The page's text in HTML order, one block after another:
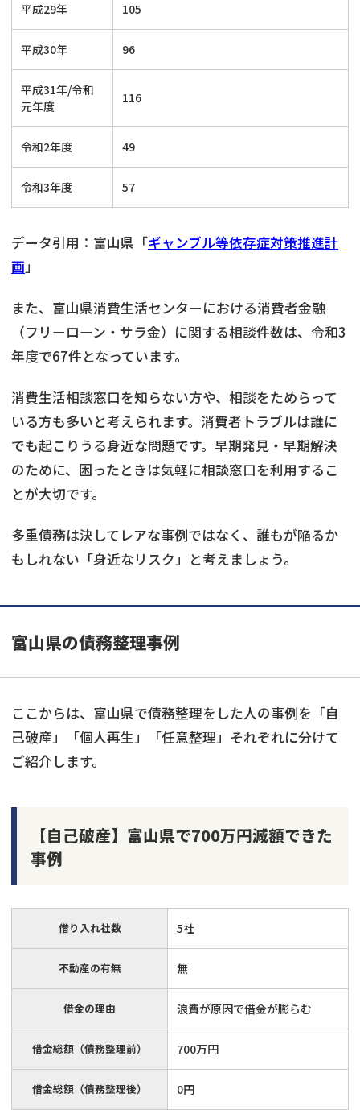
平成29年 105
平成30年 96
平成31年/令和
元年度
116
令和2年度 49
令和3年度 57
データ引用：富山県「ギャンブル等依存症対策推進計
画」
また、富山県消費生活センターにおける消費者金融
（フリーローン・サラ金）に関する相談件数は、令和3
年度で67件となっています。
消費生活相談窓口を知らない方や、相談をためらって
いる方も多いと考えられます。消費者トラブルは誰に
でも起こりうる身近な問題です。早期発見・早期解決
のために、困ったときは気軽に相談窓口を利用するこ
とが大切です。
多重債務は決してレアな事例ではなく、誰もが陥るか
もしれない「身近なリスク」と考えましょう。
富山県の債務整理事例
ここからは、富山県で債務整理をした人の事例を「自
己破産」「個人再生」「任意整理」それぞれに分けて
ご紹介します。
【自己破産】富山県で700万円減額できた
事例
借り入れ社数 5社
不動産の有無 無
借金の理由 浪費が原因で借金が膨らむ
借金総額（債務整理前） 700万円
借金総額（債務整理後） 0円